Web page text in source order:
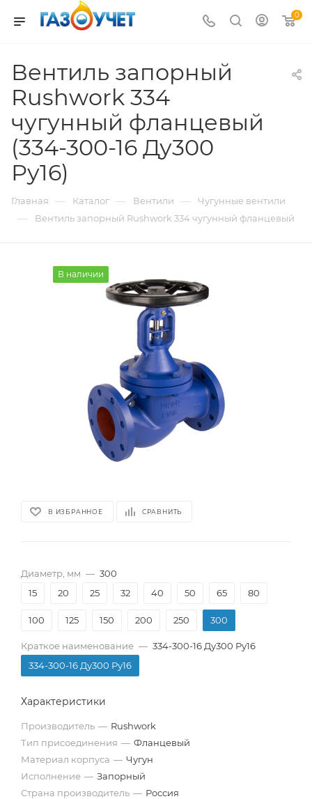
0
Вентиль запорный
Rushwork 334
чугунный фланцевый
(334-300-16 Ду300
Ру16)
Главная — Каталог — Вентили — Чугунные вентили
— Вентиль запорный Rushwork 334 чугунный фланцевый
В наличии
В ИЗБРАННОЕ СРАВНИТЬ
Диаметр, мм — 300
15
20 25 32 40 50 65 80
100 125 150 200 250 300
Краткое наименование — 334-300-16 Ду300 Ру16
334-300-16 Ду300 Ру16
Характеристики
Производитель — Rushwork
Тип присоединения — Фланцевый
Материал корпуса — Чугун
Исполнение — Запорный
Страна производитель — Россия